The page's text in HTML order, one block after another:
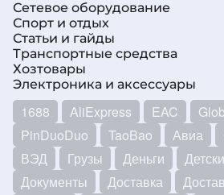
Сетевое оборудование
Спорт и отдых
Статьи и гайды
Транспортные средства
Хозтовары
Электроника и аксессуары
1688 AliExpress EAC
PinDuoDuo
TaoBao Авиа
ВЭД
Грузы Деньги
Документы
Доставка